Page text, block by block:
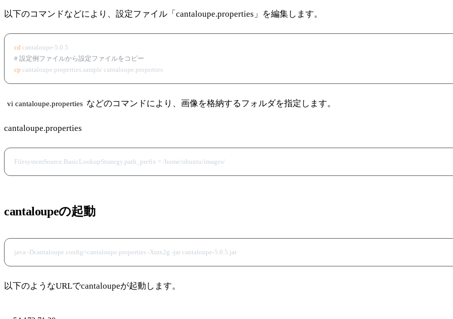
以下のコマンドなどにより、設定ファイル「cantaloupe.properties」を編集します。
cd
# 設定例ファイルから設定ファイルをコピー
cp
cantaloupe.properties.sample cantaloupe.properties
vi cantaloupe.properties などのコマンドにより、画像を格納するフォルダを指定します。
cantaloupe.properties
FilesystemSource.BasicLookupStrategy.path_prefix = /home/ubuntu/images/
cantaloupeの起動
java -Dcantaloupe.config=cantaloupe.properties -Xmx2g -jar cantaloupe-5.0.5.jar
以下のようなURLでcantaloupeが起動します。